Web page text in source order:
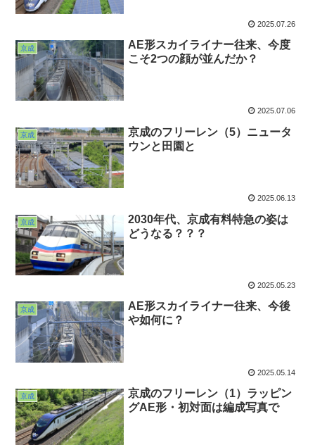
2025.07.26
京成
AE形スカイライナー往来、今度
こそ2つの顔が並んだか？
2025.07.06
京成
京成のフリーレン（5）ニュータ
ウンと田園と
2025.06.13
京成
2030年代、京成有料特急の姿は
どうなる？？？
2025.05.23
京成
AE形スカイライナー往来、今後
や如何に？
2025.05.14
京成
京成のフリーレン（1）ラッピン
グAE形・初対面は編成写真で